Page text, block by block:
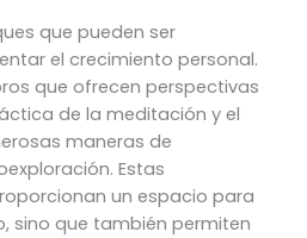
que pueden ser
el crecimiento personal.
que ofrecen perspectivas
de la meditación y el
maneras de
Estas
un espacio para
sino que también permiten